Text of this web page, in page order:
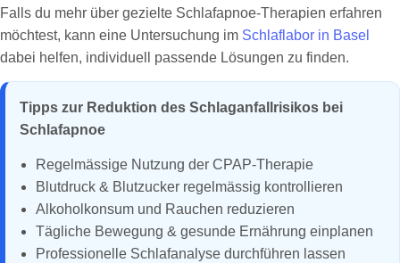
Falls du mehr über gezielte Schlafapnoe-Therapien erfahren
möchtest, kann eine Untersuchung im Schlaflabor in Basel
dabei helfen, individuell passende Lösungen zu finden.
Tipps zur Reduktion des Schlaganfallrisikos bei
Schlafapnoe
Regelmässige Nutzung der CPAP-Therapie
Blutdruck & Blutzucker regelmässig kontrollieren
Alkoholkonsum und Rauchen reduzieren
Tägliche Bewegung & gesunde Ernährung einplanen
Professionelle Schlafanalyse durchführen lassen